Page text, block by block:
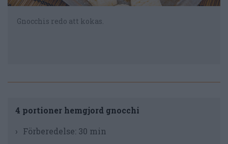
Gnocchis redo att kokas.
4 portioner hemgjord gnocchi
Förberedelse: 30 min